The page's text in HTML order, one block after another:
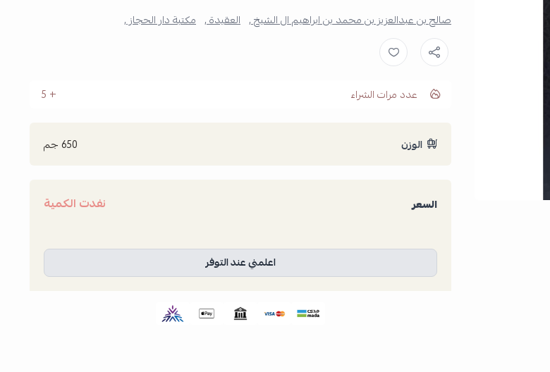
صالح بن عبدالعزيز بن محمد بن ابراهيم ال الشيخ , العقيدة , مكتبة دار الحجاز ,
عدد مرات الشراء 5
الوزن 650 جم
السعر نفدت الكمية
اعلمني عند التوفر